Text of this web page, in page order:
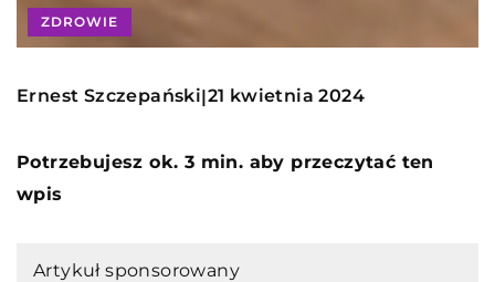
ZDROWIE
Ernest Szczepański|21 kwietnia 2024
Potrzebujesz ok. 3 min. aby przeczytać ten
wpis
Artykuł sponsorowany